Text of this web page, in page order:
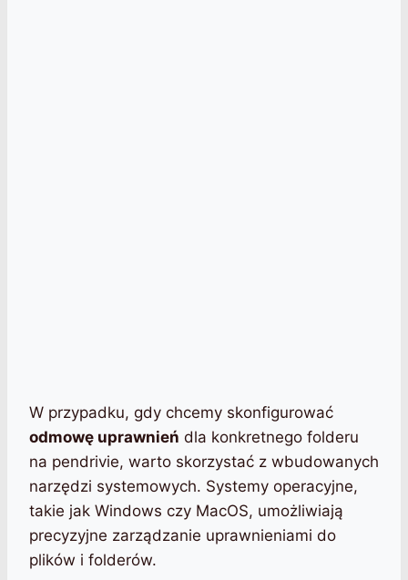
W przypadku, gdy chcemy skonfigurować
odmowę uprawnień dla konkretnego folderu
na pendrivie, warto skorzystać z wbudowanych
narzędzi systemowych. Systemy operacyjne,
takie jak Windows czy MacOS, umożliwiają
precyzyjne zarządzanie uprawnieniami do
plików i folderów.